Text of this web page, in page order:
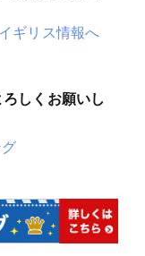
しくお願いし